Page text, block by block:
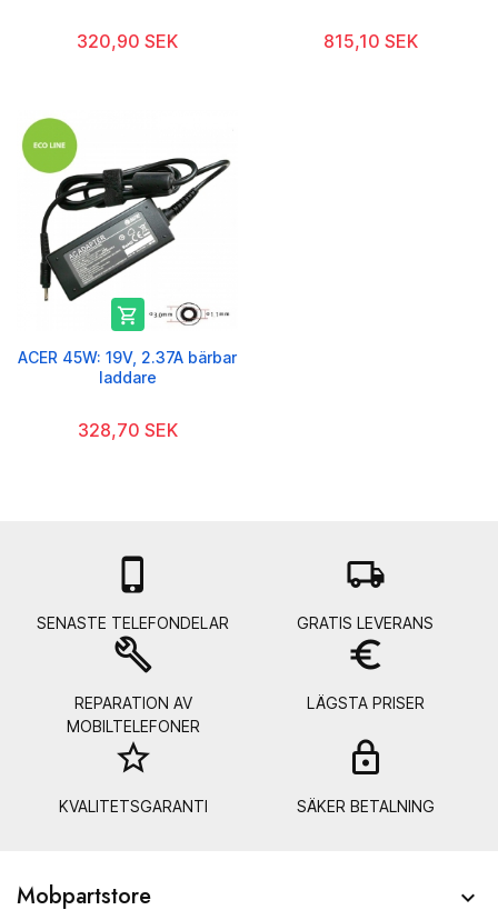
320,90 SEK 815,10 SEK

ACER 45W: 19V, 2.37A bärbar
laddare
328,70 SEK

SENASTE TELEFONDELAR
local_shipping
GRATIS LEVERANS
build
REPARATION AV
MOBILTELEFONER
euro_symbol
LÄGSTA PRISER
star_border
KVALITETSGARANTI SÄKER BETALNING
Mobpartstore 